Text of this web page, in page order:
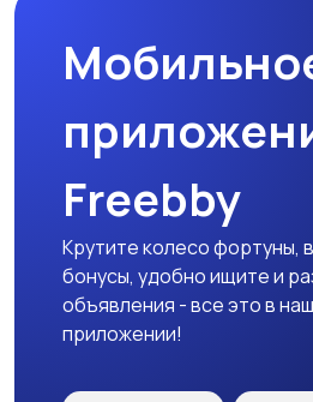
Freebby
Крутите колесо фортуны,
бонусы, удобно ищите и
объявления - все это в
приложении!